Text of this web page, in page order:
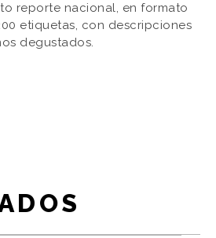
reporte nacional, en formato
etiquetas, con descripciones
degustados.